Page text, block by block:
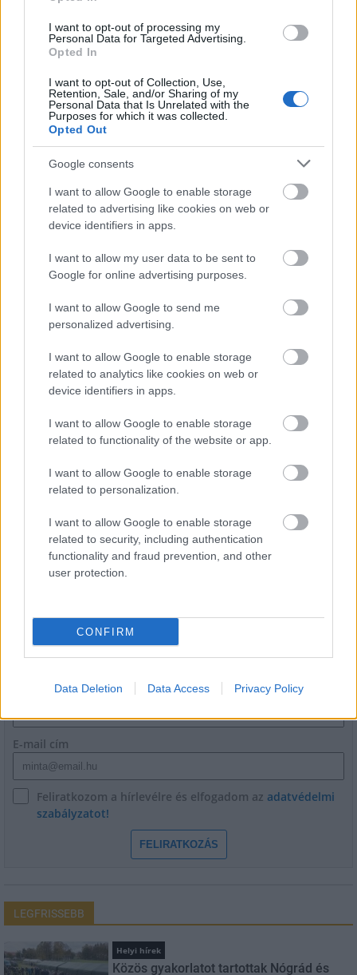
I want to opt-out of processing my
Personal Data for Targeted Advertising.
Opted In
I want to opt-out of Collection, Use,
Retention, Sale, and/or Sharing of my
Personal Data that Is Unrelated with the
Purposes for which it was collected.
Opted Out
Google consents
I want to allow Google to enable storage
related to advertising like cookies on web or
device identifiers in apps.
I want to allow my user data to be sent to
Google for online advertising purposes.
I want to allow Google to send me
personalized advertising.
I want to allow Google to enable storage
related to analytics like cookies on web or
device identifiers in apps.
I want to allow Google to enable storage
related to functionality of the website or app.
I want to allow Google to enable storage
related to personalization.
I want to allow Google to enable storage
related to security, including authentication
functionality and fraud prevention, and other
user protection.
CONFIRM
Data Deletion Data Access Privacy Policy
Hódmezővásárhely iskolaépítés
Másfélszeresére bővítik Hódmezővásárhely jó hírű
református iskoláját
A Szőnyi Benjámin Általános Iskola fejlesztését a FERROÉP
kivitelezheti; a munkák csaknem egy évig tartanak majd.
Látványos építési szakasz indult be a
Flórián téri felüljárón
mérföldköve a felülvizsgálat
árnyékában?
Elkészült a Liszt Ferenc repülőtér
közelében lévő logisztikai bázis út- és
Látlelet a hazai víziközművekről?
Egyetlen, fél évszázados vezetéken
múlt Bicske vízellátása
HÍRLEVÉL
E-mail cím
Feliratkozom a hírlevélre és elfogadom az adatvédelmi
szabályzatot!
FELIRATKOZÁS
LEGFRISSEBB
Helyi hírek
Közös gyakorlatot tartottak Nógrád és